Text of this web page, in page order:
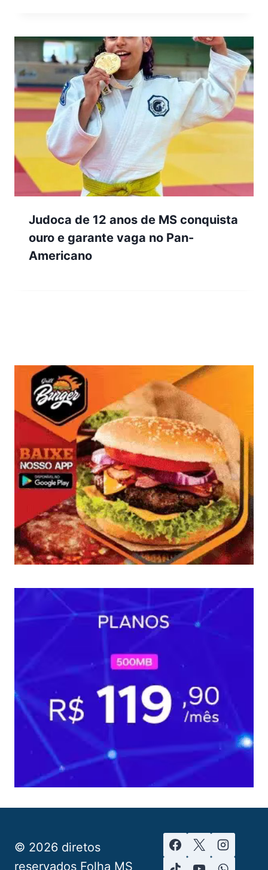
Judoca de 12 anos de MS conquista
ouro e garante vaga no Pan-
Americano
© 2026 diretos
reservados Folha MS